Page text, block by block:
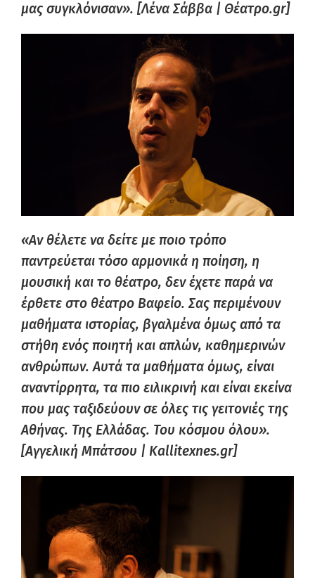
μας συγκλόνισαν». [Λένα Σάββα | Θέατρο.gr]
«Αν θέλετε να δείτε με ποιο τρόπο
παντρεύεται τόσο αρμονικά η ποίηση, η
μουσική και το θέατρο, δεν έχετε παρά να
έρθετε στο θέατρο Βαφείο. Σας περιμένουν
μαθήματα ιστορίας, βγαλμένα όμως από τα
στήθη ενός ποιητή και απλών, καθημερινών
ανθρώπων. Αυτά τα μαθήματα όμως, είναι
αναντίρρητα, τα πιο ειλικρινή και είναι εκείνα
που μας ταξιδεύουν σε όλες τις γειτονιές της
Αθήνας. Της Ελλάδας. Του κόσμου όλου».
[Αγγελική Μπάτσου | Kallitexnes.gr]